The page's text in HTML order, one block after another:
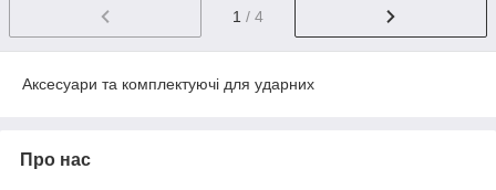
1 / 4
Аксесуари та комплектуючі для ударних
Про нас